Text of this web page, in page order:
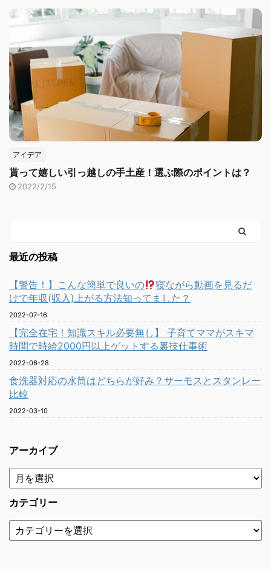
アイデア
貰って嬉しい引っ越しの手土産！選ぶ際のポイントは？
2022/2/15
最近の投稿
【警告！】こんな簡単で良いの
寝ながら動画を見るだ
けで年収(収入)上がる方法知ってました？
2022-07-16
【完全在宅！知識スキル必要無し】 子育てママがスキマ
時間で時給2000円以上ゲットする裏技仕事術
2022-06-28
食洗器対応の水筒はどちらが好み？サーモスとスタンレー
比較
2022-03-10
アーカイブ
カテゴリー